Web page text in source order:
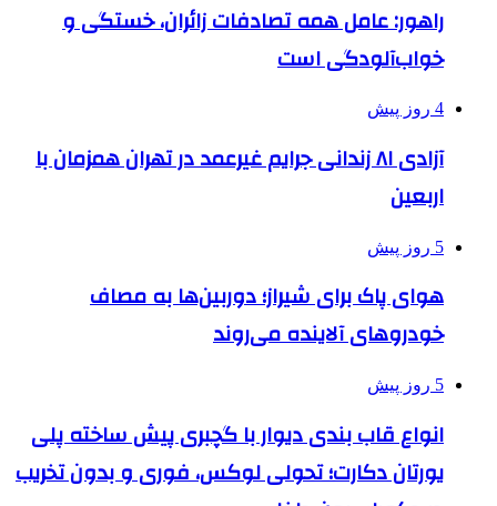
راهور: عامل همه تصادفات زائران، خستگی و
خواب‌آلودگی است
4 روز پیش
آزادی ۸۱ زندانی جرایم غیرعمد در تهران همزمان با
اربعین
5 روز پیش
هوای پاک برای شیراز؛ دوربین‌ها به مصاف
خودروهای آلاینده می‌روند
5 روز پیش
انواع قاب بندی دیوار با گچبری پیش ساخته پلی
یورتان دکارت؛ تحولی لوکس، فوری و بدون تخریب